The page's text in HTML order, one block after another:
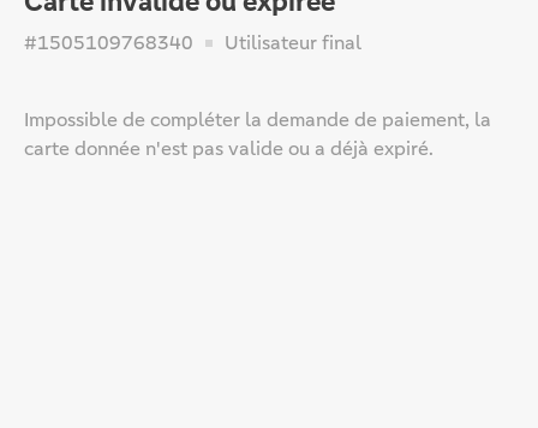
#1505109768340 Utilisateur final
Impossible de compléter la demande de paiement, la
carte donnée n'est pas valide ou a déjà expiré.